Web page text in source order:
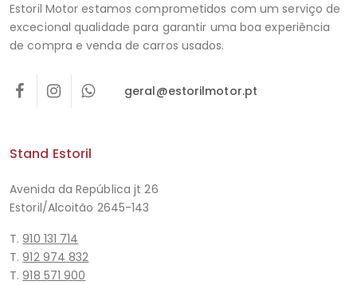
Estoril Motor estamos comprometidos com um serviço de
excecional qualidade para garantir uma boa experiência
de compra e venda de carros usados.
geral@estorilmotor.pt
Stand Estoril
Avenida da República jt 26
Estoril/Alcoitão 2645-143
T.910 131 714
T.912 974 832
T.918 571 900